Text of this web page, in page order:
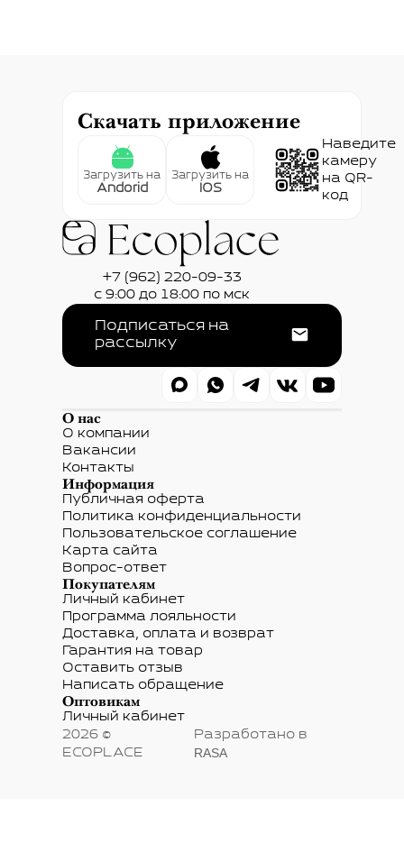
Скачать приложение
Загрузить на
Andorid
Загрузить на
IOS
Наведите
камеру
на QR-
код
+7 (962) 220-09-33
с 9:00 до 18:00 по мск
Подписаться на
рассылку
О нас
О компании
Вакансии
Контакты
Информация
Публичная оферта
Политика конфиденциальности
Пользовательское соглашение
Карта сайта
Вопрос-ответ
Покупателям
Личный кабинет
Программа лояльности
Доставка, оплата и возврат
Гарантия на товар
Оставить отзыв
Написать обращение
Оптовикам
Личный кабинет
2026 ©
ECOPLACE
Разработано в
RASA